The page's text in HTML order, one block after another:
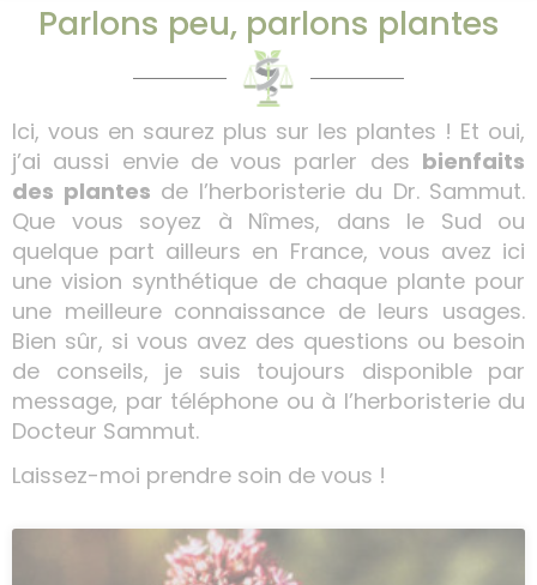
Parlons peu, parlons plantes
Ici, vous en saurez plus sur les plantes ! Et oui,
j’ai aussi envie de vous parler des bienfaits
des plantes de l’herboristerie du Dr. Sammut.
Que vous soyez à Nîmes, dans le Sud ou
quelque part ailleurs en France, vous avez ici
une vision synthétique de chaque plante pour
une meilleure connaissance de leurs usages.
Bien sûr, si vous avez des questions ou besoin
de conseils, je suis toujours disponible par
message, par téléphone ou à l’herboristerie du
Docteur Sammut.
Laissez-moi prendre soin de vous !